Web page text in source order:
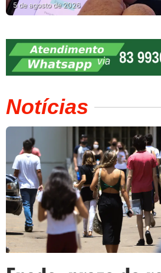
5 de agosto de 2026
Notícias